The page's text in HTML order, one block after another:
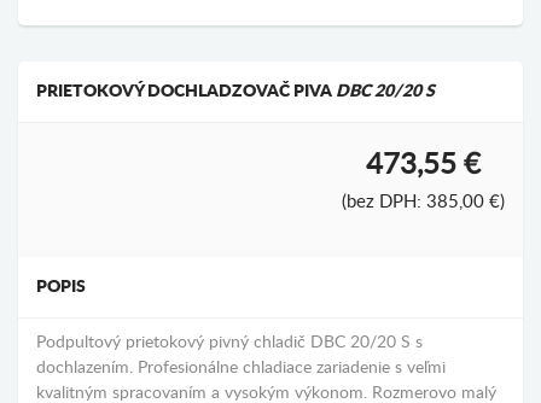
PRIETOKOVÝ DOCHLADZOVAČ PIVA DBC 20/20 S
473,55 €
(bez DPH: 385,00 €)
POPIS
Podpultový prietokový pivný chladič DBC 20/20 S s
dochlazením. Profesionálne chladiace zariadenie s veľmi
kvalitným spracovaním a vysokým výkonom. Rozmerovo malý